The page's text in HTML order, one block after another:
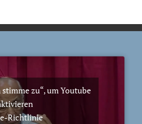
zu“, um Youtube
Richtlinie